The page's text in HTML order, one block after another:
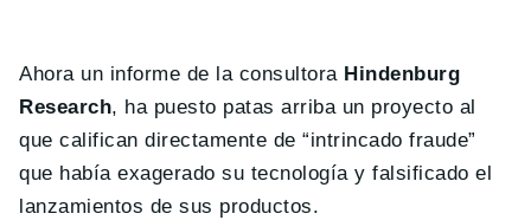
Ahora un informe de la consultora Hindenburg
Research, ha puesto patas arriba un proyecto al
que califican directamente de “intrincado fraude”
que había exagerado su tecnología y falsificado el
lanzamientos de sus productos.